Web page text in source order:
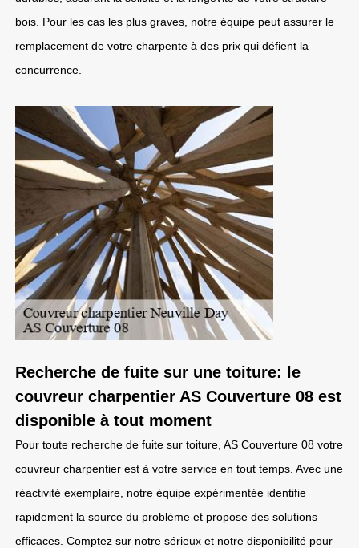
bois. Pour les cas les plus graves, notre équipe peut assurer le
remplacement de votre charpente à des prix qui défient la
concurrence.
Recherche de fuite sur une toiture: le
couvreur charpentier AS Couverture 08 est
disponible à tout moment
Pour toute recherche de fuite sur toiture, AS Couverture 08 votre
couvreur charpentier est à votre service en tout temps. Avec une
réactivité exemplaire, notre équipe expérimentée identifie
rapidement la source du problème et propose des solutions
efficaces. Comptez sur notre sérieux et notre disponibilité pour